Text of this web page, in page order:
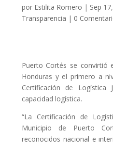
por Estilita Romero | Sep
Transparencia | 0
Puerto Cortés se convirtió
Honduras y el primero a
Certificación de Logística
capacidad logística.
“La Certificación de
Municipio de Puerto
reconocidos nacional e